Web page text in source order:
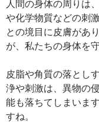
人間の身体の周りは
や化学物質などの刺
との境目に皮膚があ
が、私たちの身体を
皮脂や角質の落とし
浄や刺激は、異物の
能も落ちてしまいま
すね。